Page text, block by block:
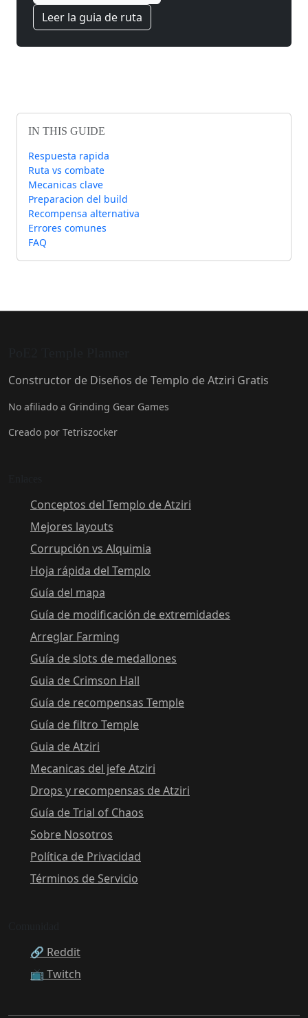
IN THIS GUIDE
Respuesta rapida
Ruta vs combate
Mecanicas clave
Preparacion del build
Recompensa alternativa
Errores comunes
FAQ
Leer la guia de ruta
Constructor de Diseños de Templo de Atziri Gratis
No afiliado a Grinding Gear Games
Creado por Tetriszocker
Conceptos del Templo de Atziri
Mejores layouts
Corrupción vs Alquimia
Hoja rápida del Templo
Guía del mapa
Guía de modificación de extremidades
Arreglar Farming
Guía de slots de medallones
Guia de Crimson Hall
Guía de recompensas Temple
Guía de filtro Temple
Guia de Atziri
Mecanicas del jefe Atziri
Drops y recompensas de Atziri
Guía de Trial of Chaos
Sobre Nosotros
Política de Privacidad
Términos de Servicio
🔗 Reddit
📺 Twitch